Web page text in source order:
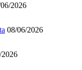
2026
08/06/2026
2026